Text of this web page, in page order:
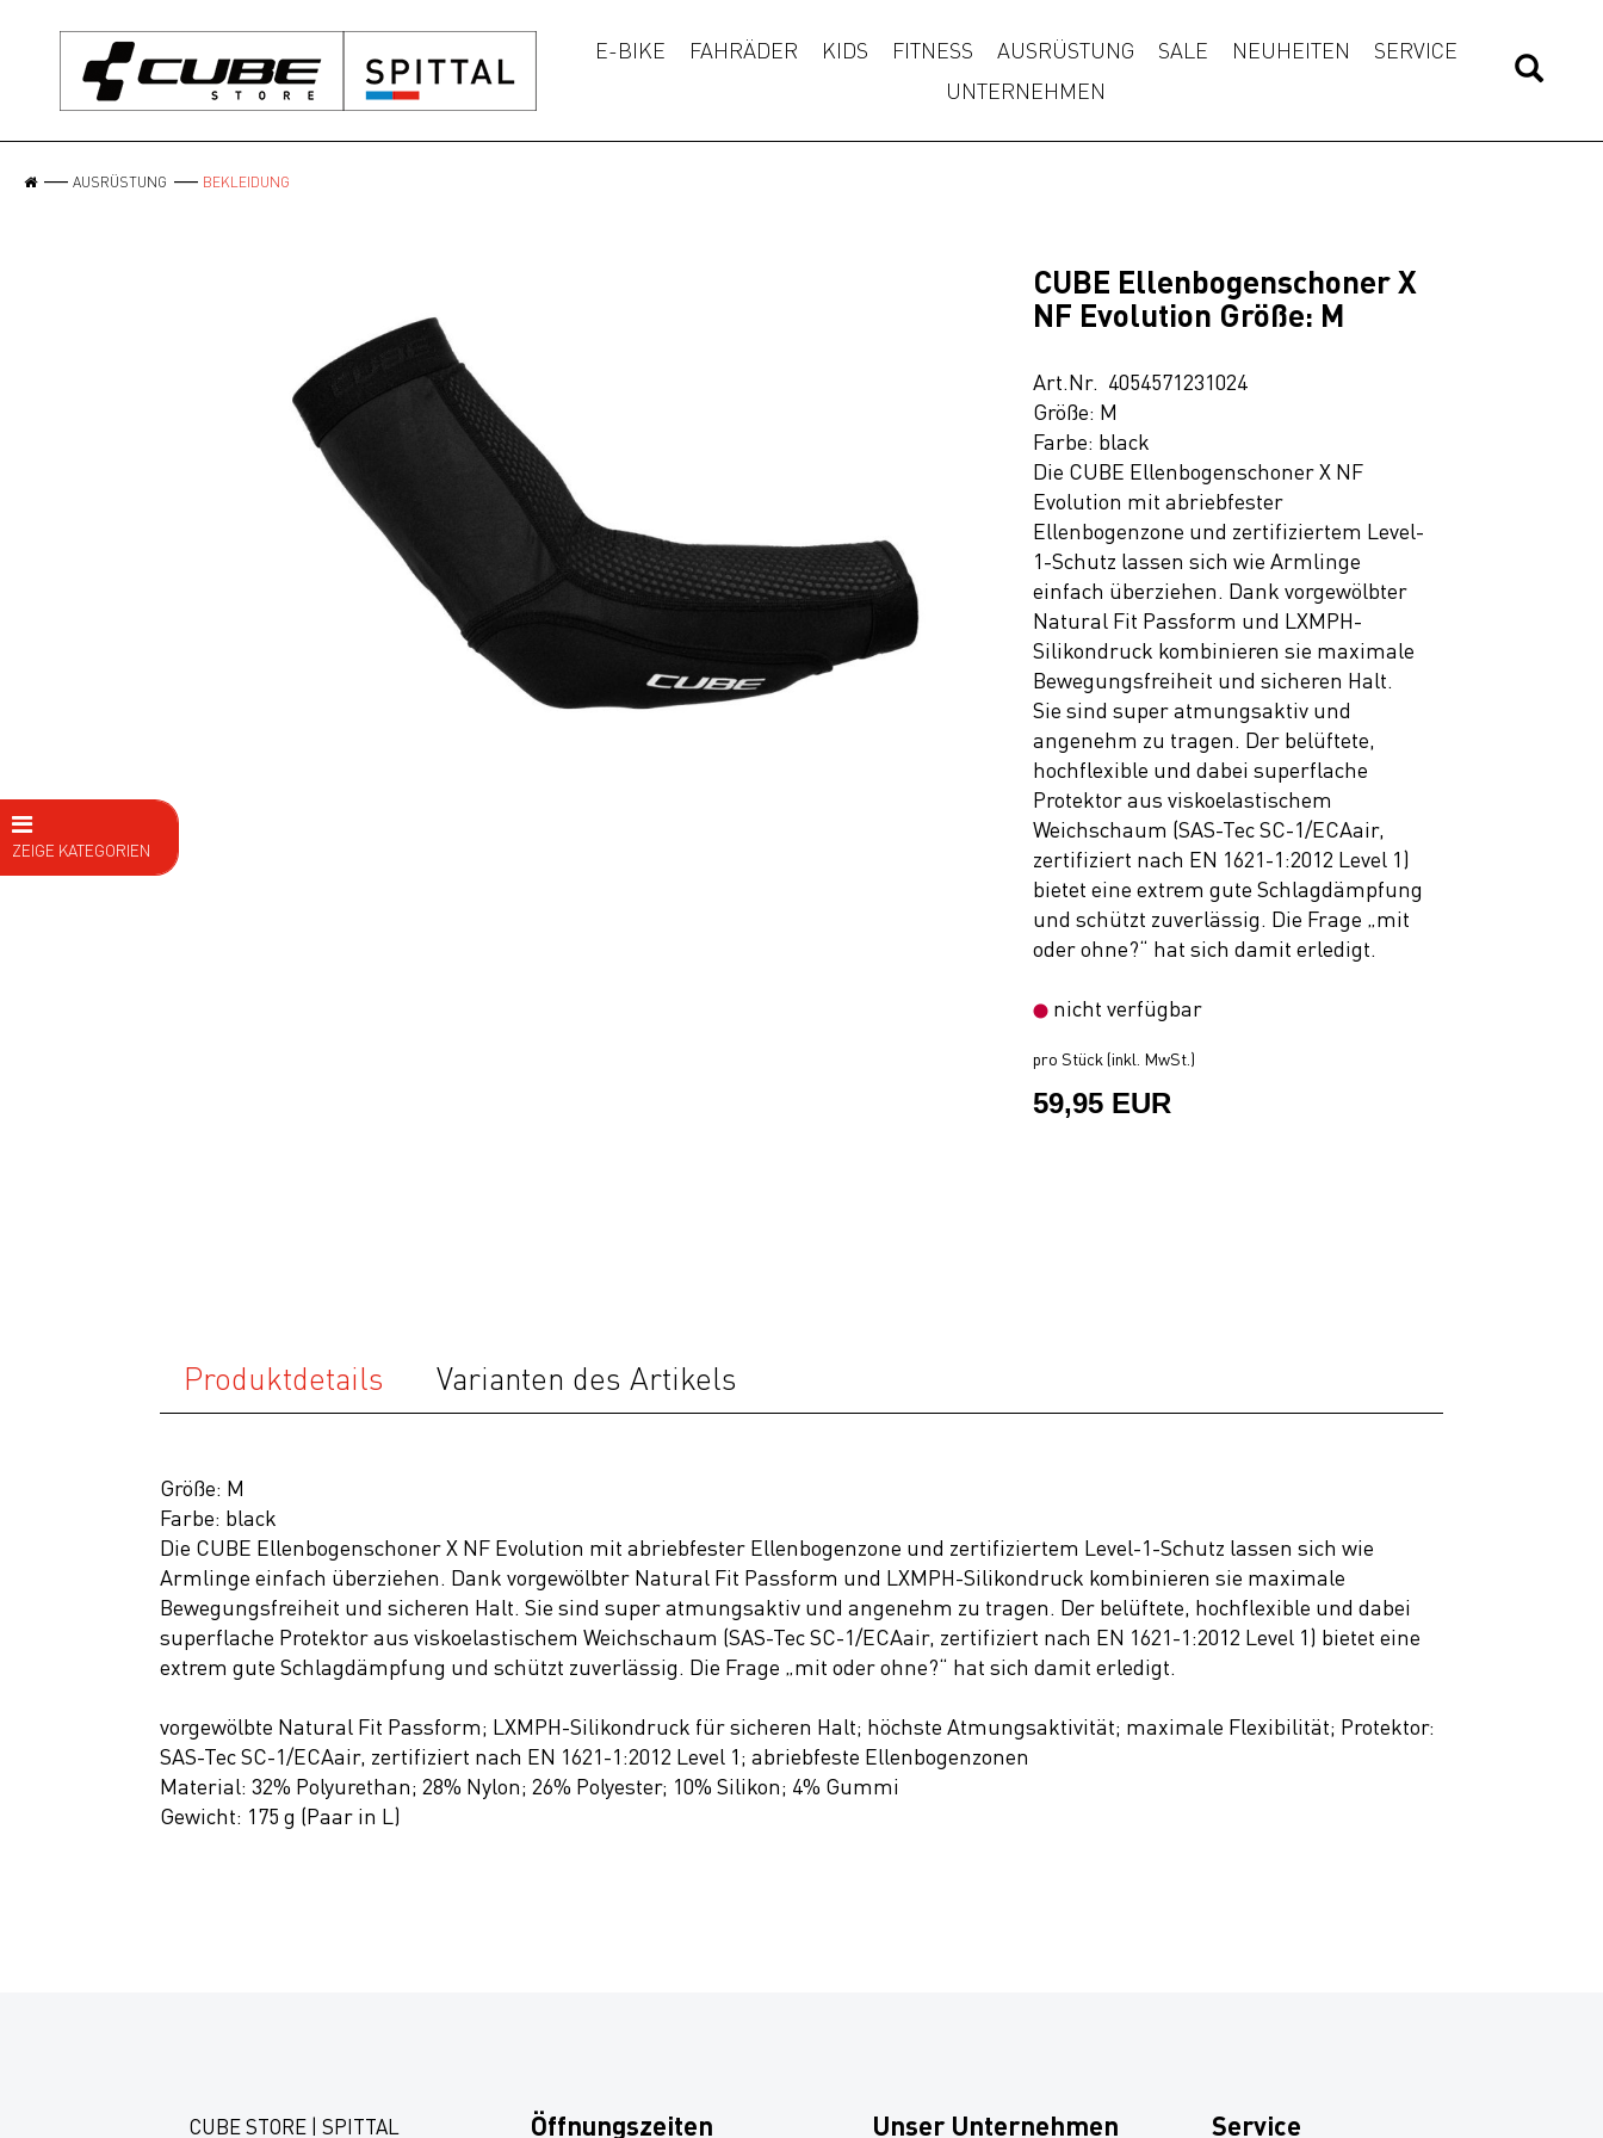
E-BIKE FAHRÄDER KIDS FITNESS AUSRÜSTUNG SALE NEUHEITEN
SERVICE
UNTERNEHMEN
AUSRÜSTUNG BEKLEIDUNG
ZEIGE KATEGORIEN
Fahrradanhänger
Komponenten
CUBE Ellenbogenschoner X
NF Evolution Größe: M
Art.Nr. 4054571231024
Größe: M
Farbe: black
Die CUBE Ellenbogenschoner X NF
Evolution mit abriebfester
Ellenbogenzone und zertifiziertem Level-
1-Schutz lassen sich wie Armlinge
einfach überziehen. Dank vorgewölbter
Natural Fit Passform und LXMPH-
Silikondruck kombinieren sie maximale
Bewegungsfreiheit und sicheren Halt.
Sie sind super atmungsaktiv und
angenehm zu tragen. Der belüftete,
hochflexible und dabei superflache
Protektor aus viskoelastischem
Weichschaum (SAS-Tec SC-1/ECAair,
zertifiziert nach EN 1621-1:2012 Level 1)
bietet eine extrem gute Schlagdämpfung
und schützt zuverlässig. Die Frage „mit
oder ohne?“ hat sich damit erledigt.
nicht verfügbar
pro Stück (inkl. MwSt.)
59,95 EUR
Produktdetails Varianten des Artikels
Größe: M
Farbe: black
Die CUBE Ellenbogenschoner X NF Evolution mit abriebfester Ellenbogenzone und zertifiziertem Level-1-Schutz lassen sich wie
Armlinge einfach überziehen. Dank vorgewölbter Natural Fit Passform und LXMPH-Silikondruck kombinieren sie maximale
Bewegungsfreiheit und sicheren Halt. Sie sind super atmungsaktiv und angenehm zu tragen. Der belüftete, hochflexible und dabei
superflache Protektor aus viskoelastischem Weichschaum (SAS-Tec SC-1/ECAair, zertifiziert nach EN 1621-1:2012 Level 1) bietet eine
extrem gute Schlagdämpfung und schützt zuverlässig. Die Frage „mit oder ohne?“ hat sich damit erledigt.
vorgewölbte Natural Fit Passform; LXMPH-Silikondruck für sicheren Halt; höchste Atmungsaktivität; maximale Flexibilität; Protektor:
SAS-Tec SC-1/ECAair, zertifiziert nach EN 1621-1:2012 Level 1; abriebfeste Ellenbogenzonen
Material: 32% Polyurethan; 28% Nylon; 26% Polyester; 10% Silikon; 4% Gummi
Gewicht: 175 g (Paar in L)
CUBE STORE | SPITTAL Öffnungszeiten Unser Unternehmen Service